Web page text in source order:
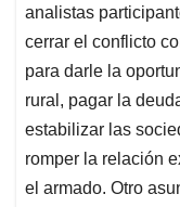
analistas
cerrar el conflicto
para darle la
rural, pagar la
estabilizar las
romper la relación
el armado. Otro